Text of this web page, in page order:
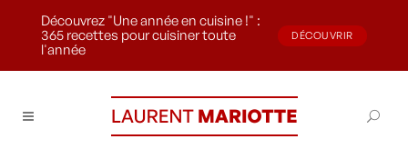
Découvrez "Une année en cuisine !" :
365 recettes pour cuisiner toute
l'année
DÉCOUVRIR